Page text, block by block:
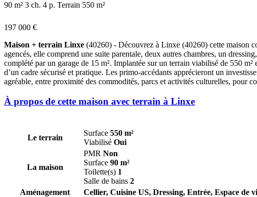
90 m² 3 ch. 4 p. Terrain 550 m²
197 000 €
Maison + terrain Linxe (40260) - Découvrez à Linxe (40260) cette maison
agencés, elle comprend une suite parentale, deux autres chambres, un
complété par un garage de 15 m². Implantée sur un terrain viabilisé de 550
d’un cadre sécurisé et pratique. Les primo-accédants apprécieront un
agréable, entre proximité des commodités, parcs et activités culturelles, pour
À propos de cette maison avec terrain à Linxe
Le terrain
Surface 550 m²
Viabilisé Oui
La maison
PMR Non
Surface 90 m²
Toilette(s) 1
Salle de bains 2
Aménagement
Cellier, Cuisine US, Dressing, Entrée, Espace de